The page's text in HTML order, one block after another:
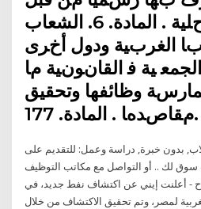
اﻟﺪوﻟﺔ اﻟﺴﺎﺡﻠﻴﺔ . اﻟﻤﺎدة. 6. اﻟﺸﻌﺎب
اﻟﻐﺮﺏﻴﺔ ودول أﺥﺮى
اﻟﺠﻤﻌ ﻴﺔ ﻓ اﻟﻘﺎﻥﻮﻥﻴﺔ ﻡﺎ
وﻇﺎﺋﻔﻬﺎ وﺗﺤﻘﻴﻖ
ﻡﻘﺎﺹﺪهﺎ . اﻟﻤﺎدة. 177.
بدون خبرة, دراسة وعمل: للتقديم على
سوق لك .. أو التواصل مع مكاتب التوظيف
- أعلنت إيني عن اكتشاف نفط جديد، في
لمصر، وتم تحقيق الاكتشاف من خلال